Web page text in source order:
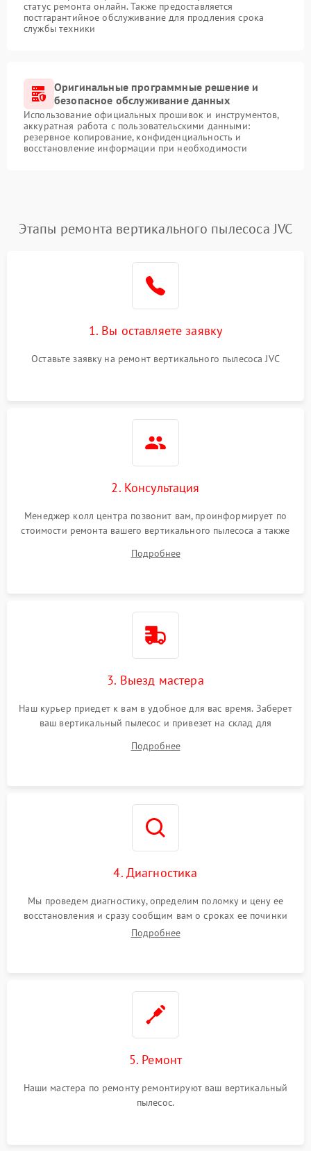
статус ремонта онлайн. Также предоставляется
постгарантийное обслуживание для продления срока
службы техники
Оригинальные программные решение и
безопасное обслуживание данных
Использование официальных прошивок и инструментов,
аккуратная работа с пользовательскими данными:
резервное копирование, конфиденциальность и
восстановление информации при необходимости
Этапы ремонта вертикального пылесоса JVC
1. Вы оставляете заявку
Оставьте заявку на ремонт вертикального пылесоса JVC
2. Консультация
Менеджер колл центра позвонит вам, проинформирует по
стоимости ремонта вашего вертикального пылесоса а также
Подробнее
3. Выезд мастера
Наш курьер приедет к вам в удобное для вас время. Заберет
ваш вертикальный пылесос и привезет на склад для
Подробнее
4. Диагностика
Мы проведем диагностику, определим поломку и цену ее
восстановления и сразу сообщим вам о сроках ее починки
Подробнее
5. Ремонт
Наши мастера по ремонту ремонтируют ваш вертикальный
пылесос.